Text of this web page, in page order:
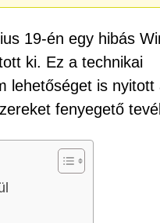
19-én egy hibás
ki. Ez a technikai
lehetőséget is nyitott
fenyegető